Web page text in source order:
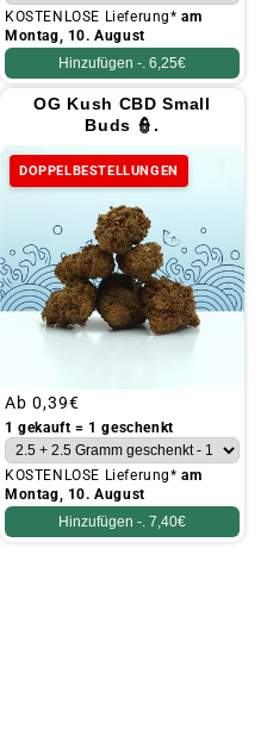
KOSTENLOSE Lieferung*am
Montag, 10. August
Hinzufügen -. 6,25€
OG Kush CBD Small
Buds 👮.
DOPPELBESTELLUNGEN
Üblicher
Preis
Ab 0,39€
1 gekauft = 1 geschenkt
KOSTENLOSE Lieferung*am
Montag, 10. August
Hinzufügen -. 7,40€